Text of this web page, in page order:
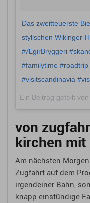
Das zweitteuerste
stylischen Wikinger-
#ÆgirBryggeri
#familytime
#visitscandinavia
Ein Beitrag geteilt von
von
kirchen
Am nächsten
Zugfahrt auf dem
irgendeiner Bahn,
knapp einstündige